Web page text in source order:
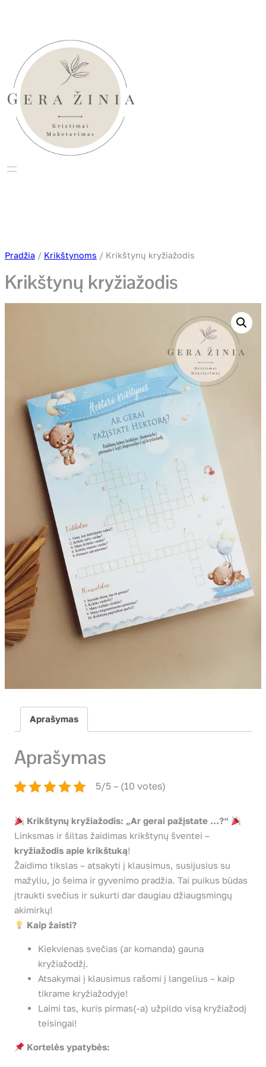
Pradžia / Krikštynoms / Krikštynų kryžiažodis
Krikštynų kryžiažodis
Aprašymas
Aprašymas
5/5 – (10 votes)
Krikštynų kryžiažodis: „Ar gerai pažįstate …?“
Linksmas ir šiltas žaidimas krikštynų šventei –
kryžiažodis apie krikštuką!
Žaidimo tikslas – atsakyti į klausimus, susijusius su
mažyliu, jo šeima ir gyvenimo pradžia. Tai puikus būdas
įtraukti svečius ir sukurti dar daugiau džiaugsmingų
akimirkų!
Kaip žaisti?
Kiekvienas svečias (ar komanda) gauna
kryžiažodžį.
Atsakymai į klausimus rašomi į langelius – kaip
tikrame kryžiažodyje!
Laimi tas, kuris pirmas(-a) užpildo visą kryžiažodį
teisingai!
Kortelės ypatybės: